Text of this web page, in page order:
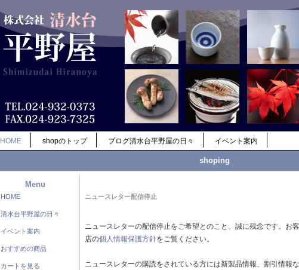
HOME shopのトップ ブログ清水台平野屋の日々 イベント案内
shoping
Menu
HOME
清水台平野屋の日々
イベント案内
おすすめの商品
カートを見る
ニュースレター配信停止
ニュースレターの配信停止をご希望とのこと、誠に残念です。お
店の個人情報保護方針をご覧ください。
ニュースレターの購読をされている方には新製品情報、割引情報